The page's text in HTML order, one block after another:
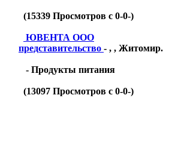
(15339 Просмотров с 0-0-)
ЮВЕНТА ООО
представительство - , , Житомир.
- Продукты питания
(13097 Просмотров с 0-0-)